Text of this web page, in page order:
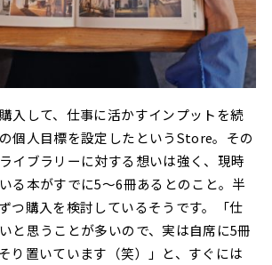
入して、仕事に活かすインプットを続
個人目標を設定したというStore。その
イブラリーに対する想いは強く、現時
る本がすでに5〜6冊あるとのこと。半
つ購入を検討しているそうです。「仕
と思うことが多いので、実は自席に5冊
り置いています（笑）」と、すぐには